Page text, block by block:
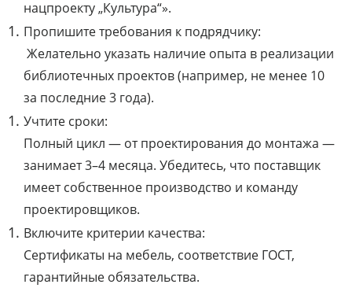
нацпроекту „Культура“».
Пропишите требования к подрядчику:
Желательно указать наличие опыта в реализации
библиотечных проектов (например, не менее 10
за последние 3 года).
Учтите сроки:
Полный цикл — от проектирования до монтажа —
занимает 3–4 месяца. Убедитесь, что поставщик
имеет собственное производство и команду
проектировщиков.
Включите критерии качества:
Сертификаты на мебель, соответствие ГОСТ,
гарантийные обязательства.